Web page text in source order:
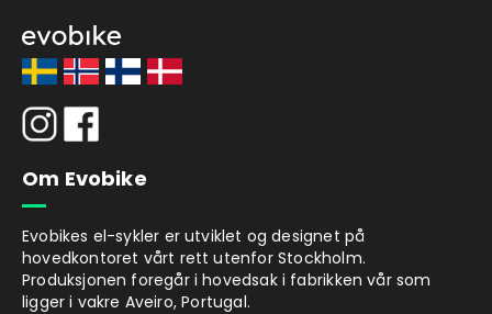
Om Evobike
Evobikes el-sykler er utviklet og designet på
hovedkontoret vårt rett utenfor Stockholm.
Produksjonen foregår i hovedsak i fabrikken vår som
ligger i vakre Aveiro, Portugal.